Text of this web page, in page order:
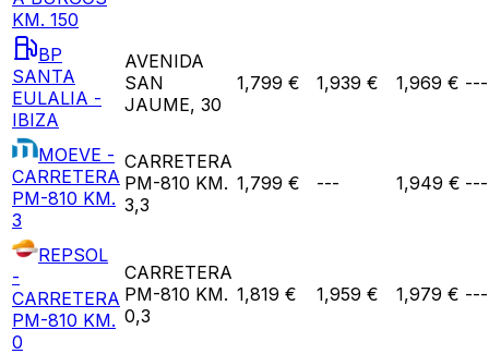
KM. 150
BP
SANTA
EULALIA -
IBIZA
AVENIDA
SAN
JAUME, 30
1,799 € 1,939 € 1,969 € ---
MOEVE -
CARRETERA
PM-810 KM.
3
CARRETERA
PM-810 KM.
3,3
1,799 € --- 1,949 € ---
REPSOL
-
CARRETERA
PM-810 KM.
0
CARRETERA
PM-810 KM.
0,3
1,819 € 1,959 € 1,979 € ---